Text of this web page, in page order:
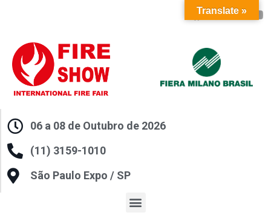
06 a 08 de Outubro de 2026
(11) 3159-1010
São Paulo Expo / SP
Translate »